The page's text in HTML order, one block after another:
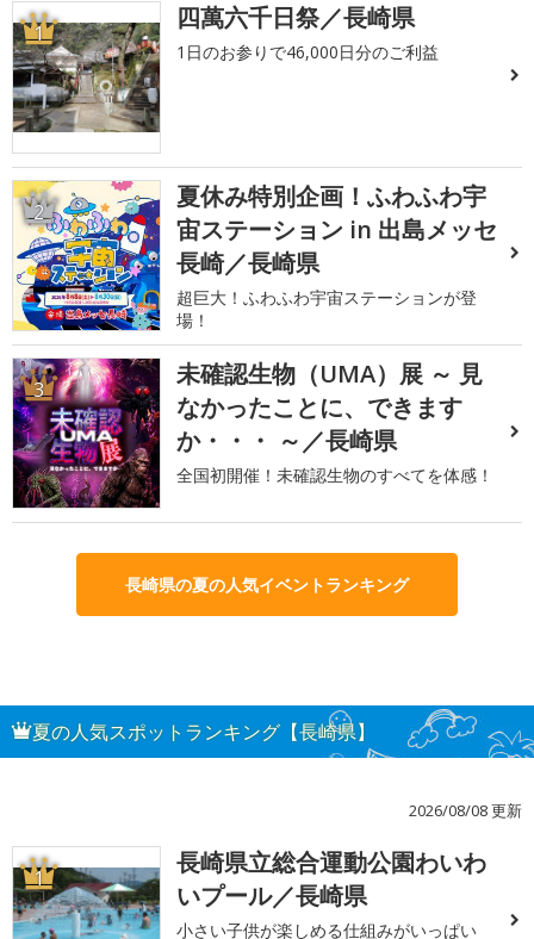
1 四萬六千日祭／長崎県
1日のお参りで46,000日分のご利益
2
夏休み特別企画！ふわふわ宇
宙ステーション in 出島メッセ
長崎／長崎県
超巨大！ふわふわ宇宙ステーションが登
場！
3
未確認生物（UMA）展 ～ 見
なかったことに、できます
か・・・ ～／長崎県
全国初開催！未確認生物のすべてを体感！
長崎県の夏の人気イベントランキング
夏の人気スポットランキング【長崎県】
2026/08/08 更新
1
長崎県立総合運動公園わいわ
いプール／長崎県
小さい子供が楽しめる仕組みがいっぱい